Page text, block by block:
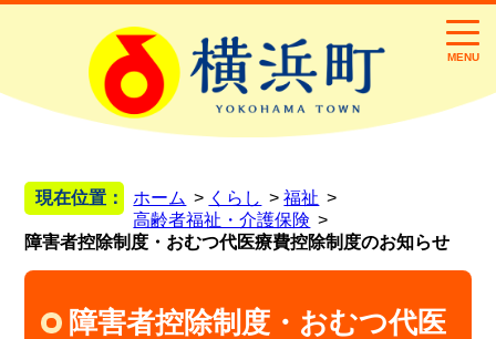
MENU
現在位置： ホーム くらし
福祉
高齢者福祉・介護保険
障害者控除制度・おむつ代医療費控除制度のお知らせ
障害者控除制度・おむつ代医